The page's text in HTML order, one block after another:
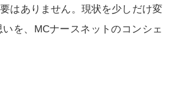
はありません。現状を少しだけ変
を、MCナースネットのコンシェ